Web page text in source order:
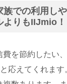
での利用し
よりもIIJmio！
費を節約したい
と応えてくれま